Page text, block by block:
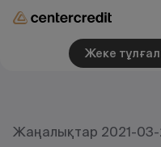
Жеке
Жаңалықтар 2021-